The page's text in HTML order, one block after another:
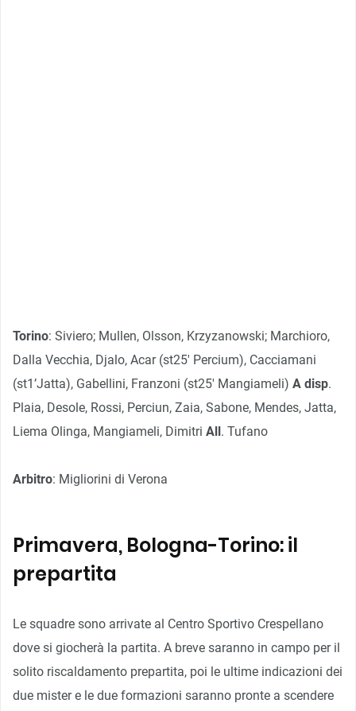
Torino: Siviero; Mullen, Olsson, Krzyzanowski; Marchioro,
Dalla Vecchia, Djalo, Acar (st25′ Percium), Cacciamani
(st1’Jatta), Gabellini, Franzoni (st25′ Mangiameli) A disp.
Plaia, Desole, Rossi, Perciun, Zaia, Sabone, Mendes, Jatta,
Liema Olinga, Mangiameli, Dimitri All. Tufano
Arbitro: Migliorini di Verona
Primavera, Bologna-Torino: il
prepartita
Le squadre sono arrivate al Centro Sportivo Crespellano
dove si giocherà la partita. A breve saranno in campo per il
solito riscaldamento prepartita, poi le ultime indicazioni dei
due mister e le due formazioni saranno pronte a scendere